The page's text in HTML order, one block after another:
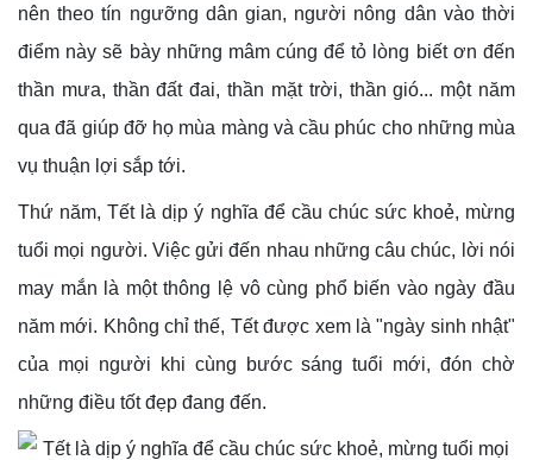
nên theo tín ngưỡng dân gian, người nông dân vào thời
điểm này sẽ bày những mâm cúng để tỏ lòng biết ơn đến
thần mưa, thần đất đai, thần mặt trời, thần gió... một năm
qua đã giúp đỡ họ mùa màng và cầu phúc cho những mùa
vụ thuận lợi sắp tới.
Thứ năm, Tết là dịp ý nghĩa để cầu chúc sức khoẻ, mừng
tuổi mọi người. Việc gửi đến nhau những câu chúc, lời nói
may mắn là một thông lệ vô cùng phổ biến vào ngày đầu
năm mới. Không chỉ thế, Tết được xem là "ngày sinh nhật"
của mọi người khi cùng bước sáng tuổi mới, đón chờ
những điều tốt đẹp đang đến.